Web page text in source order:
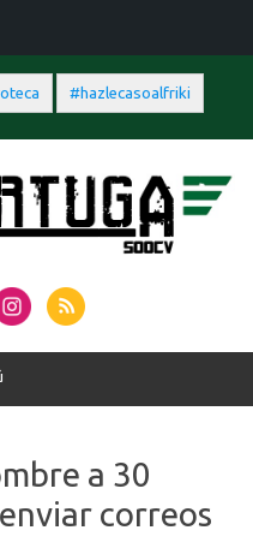
#hazlecasoalfriki
a 30
correos